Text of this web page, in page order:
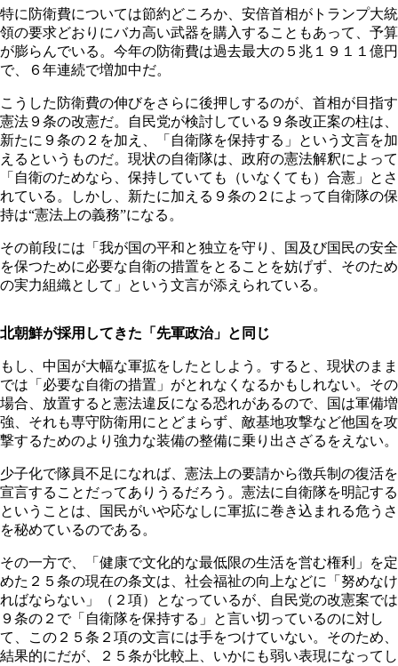
特に防衛費については節約どころか、安倍首相がトランプ大統
領の要求どおりにバカ高い武器を購入することもあって、予算
が膨らんでいる。今年の防衛費は過去最大の５兆１９１１億円
で、６年連続で増加中だ。
こうした防衛費の伸びをさらに後押しするのが、首相が目指す
憲法９条の改憲だ。自民党が検討している９条改正案の柱は、
新たに９条の２を加え、「自衛隊を保持する」という文言を加
えるというものだ。現状の自衛隊は、政府の憲法解釈によって
「自衛のためなら、保持していても（いなくても）合憲」とさ
れている。しかし、新たに加える９条の２によって自衛隊の保
持は“憲法上の義務”になる。
その前段には「我が国の平和と独立を守り、国及び国民の安全
を保つために必要な自衛の措置をとることを妨げず、そのため
の実力組織として」という文言が添えられている。
北朝鮮が採用してきた「先軍政治」と同じ
もし、中国が大幅な軍拡をしたとしよう。すると、現状のまま
では「必要な自衛の措置」がとれなくなるかもしれない。その
場合、放置すると憲法違反になる恐れがあるので、国は軍備増
強、それも専守防衛用にとどまらず、敵基地攻撃など他国を攻
撃するためのより強力な装備の整備に乗り出さざるをえない。
少子化で隊員不足になれば、憲法上の要請から徴兵制の復活を
宣言することだってありうるだろう。憲法に自衛隊を明記する
ということは、国民がいや応なしに軍拡に巻き込まれる危うさ
を秘めているのである。
その一方で、「健康で文化的な最低限の生活を営む権利」を定
めた２５条の現在の条文は、社会福祉の向上などに「努めなけ
ればならない」（２項）となっているが、自民党の改憲案では
９条の２で「自衛隊を保持する」と言い切っているのに対し
て、この２５条２項の文言には手をつけていない。そのため、
結果的にだが、２５条が比較上、いかにも弱い表現になってし